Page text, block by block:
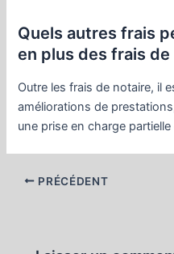
Quels autres frais
en plus des frais de
Outre les frais de notaire, il
améliorations de
une prise en charge
NavigationPRÉCÉDENT